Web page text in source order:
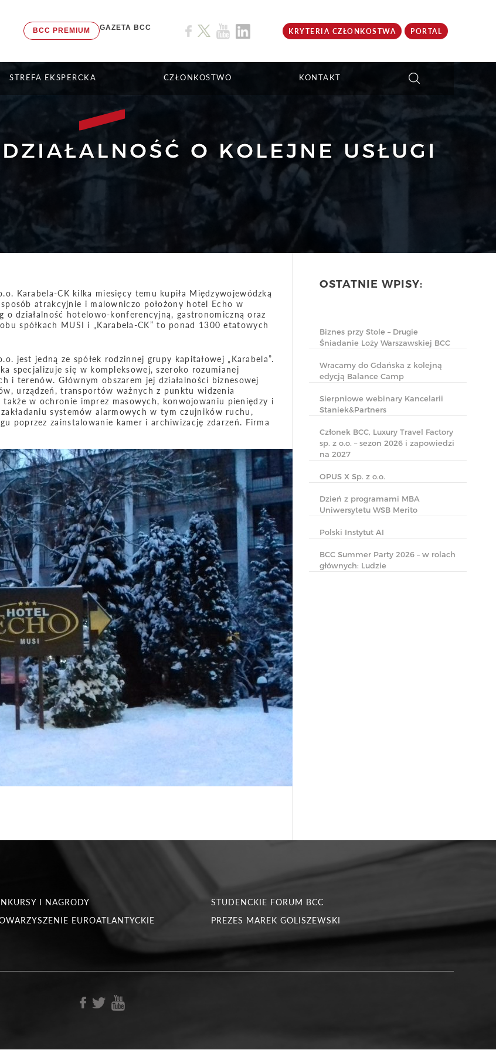
BCC PREMIUM GAZETA BCC KRYTERIA CZŁONKOSTWA PORTAL
STREFA EKSPERCKA CZŁONKOSTWO KONTAKT
O KOLEJNE USŁUGI
OSTATNIE WPISY:
Biznes przy Stole – Drugie
Śniadanie Loży Warszawskiej BCC
Wracamy do Gdańska z kolejną
edycją Balance Camp
Sierpniowe webinary Kancelarii
Staniek&Partners
Członek BCC, Luxury Travel Factory
sp. z o.o. – sezon 2026 i zapowiedzi
na 2027
OPUS X Sp. z o.o.
Dzień z programami MBA
Uniwersytetu WSB Merito
Polski Instytut AI
BCC Summer Party 2026 – w rolach
głównych: Ludzie
Karabela-CK kilka miesięcy temu kupiła Międzywojewódzką
atrakcyjnie i malowniczo położony hotel Echo w
o działalność hotelowo-konferencyjną, gastronomiczną oraz
spółkach MUSI i „Karabela-CK” to ponad 1300 etatowych
jest jedną ze spółek rodzinnej grupy kapitałowej „Karabela”.
specjalizuje się w kompleksowej, szeroko rozumianej
terenów. Głównym obszarem jej działalności biznesowej
urządzeń, transportów ważnych z punktu widzenia
w ochronie imprez masowych, konwojowaniu pieniędzy i
systemów alarmowych w tym czujników ruchu,
poprzez zainstalowanie kamer i archiwizację zdarzeń. Firma
I NAGRODY
STUDENCKIE FORUM BCC
EUROATLANTYCKIE
PREZES MAREK GOLISZEWSKI